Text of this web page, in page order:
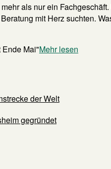
als nur ein
mit Herz suchten.
Mai"Mehr lesen
der Welt
gegründet